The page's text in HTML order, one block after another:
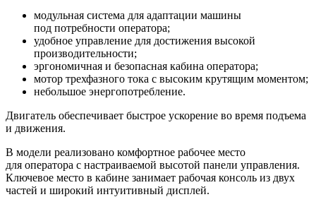
модульная система для адаптации машины
под потребности оператора;
удобное управление для достижения высокой
производительности;
эргономичная и безопасная кабина оператора;
мотор трехфазного тока с высоким крутящим моментом;
небольшое энергопотребление.
Двигатель обеспечивает быстрое ускорение во время подъема
и движения.
В модели реализовано комфортное рабочее место
для оператора с настраиваемой высотой панели управления.
Ключевое место в кабине занимает рабочая консоль из двух
частей и широкий интуитивный дисплей.